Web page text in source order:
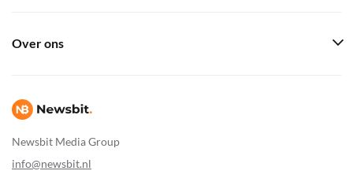
Newsbit Media Group
info@newsbit.nl
Over ons